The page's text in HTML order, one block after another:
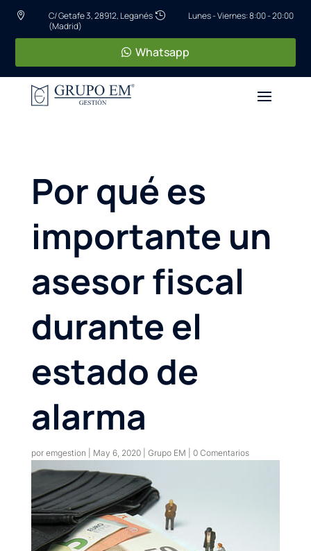

C/ Getafe 3, 28912, Leganés
(Madrid)
 Lunes - Viernes: 8:00 - 20:00
Whatsapp
Por qué es
importante un
asesor fiscal
durante el
estado de
alarma
por emgestion May 6, 2020| Grupo EM 0 Comentarios